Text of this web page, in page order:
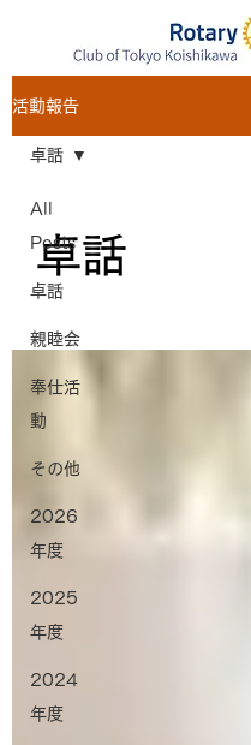
活動報告
All
Posts
卓話
親睦会
奉仕活
動
その他
2026
年度
2025
年度
2024
年度
卓話
卓話